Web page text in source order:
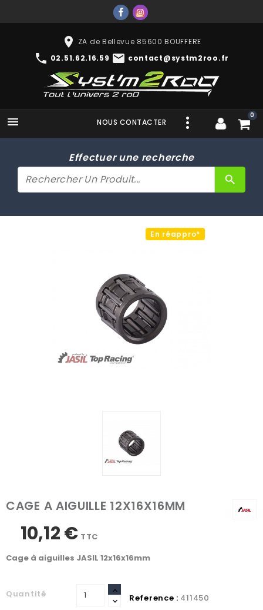
place ZA de Bellevue 85600 BOUFFERE
phone 02.51.62.16.59 mail contact@systm2roo.fr
 0
NOUS CONTACTER
Effectuer une recherche
search
En réappro*
CAGE A AIGUILLE 12X16X16MM
10,12 € TTC
Cage à aiguilles JASIL 12x16x16mm
Quantité Reference : 411450